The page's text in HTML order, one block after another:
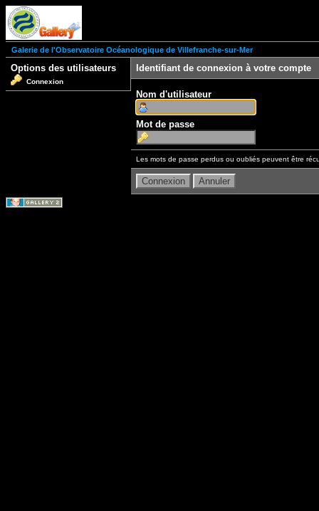
Galerie de l'Observatoire Océanologique de Villefranche-sur-Mer
Options des utilisateurs
Connexion
Identifiant de connexion à votre compte
Nom d'utilisateur
Mot de passe
Les mots de passe perdus ou oubliés peuvent être